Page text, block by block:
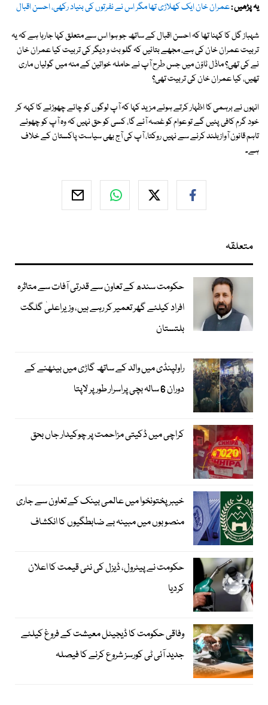
یہ پڑھیں :عمران خان ایک کھلاڑی تھا مگر اس نے نفرتوں کی بنیاد رکھی، احسن اقبال
شہباز گل کا کہنا تھا کہ احسن اقبال کے ساتھ جو ہوا اس سے متعلق کہا جارہا ہے کہ یہ
تربیت عمران خان کی ہے، مجھے بتائیں کہ گلو بٹ و دیگر کی تربیت کیا عمران خان
نے کی تھی؟ ماڈل ٹاؤن میں جس طرح آپ نے حاملہ خواتین کے منہ میں گولیاں ماری
تھیں، کیا عمران خان کی تربیت تھی؟
انہوں نے برہمی کا اظہار کرتے ہوئے مزید کہا کہ آپ لوگوں کو چائے چھوڑنے کا کہہ کر
خود گرم کافی پئیں گے تو عوام کو غصہ آئے گا، کسی کو حق نہیں کہ وہ آپ کو چھوئے
تاہم قانون آوازبلند کرنے سے نہیں روکتا، آپ کی آج بھی سیاست پاکستان کے خلاف
ہے۔
متعلقہ
حکومت سندھ کے تعاون سے قدرتی آفات سے متاثرہ
افراد کیلئے گھر تعمیر کر رہے ہیں، وزیراعلیٰ گلگت
بلتستان
راولپنڈی میں والد کے ساتھ گاڑی میں بیٹھنے کے
دوران 6 سالہ بچی پراسرار طور پر لاپتا
کراچی میں ڈکیتی مزاحمت پر چوکیدار جاں بحق
خیبرپختونخوا میں عالمی بینک کے تعاون سے جاری
منصوبوں میں مبینہ بے ضابطگیوں کا انکشاف
حکومت نے پیٹرول، ڈیزل کی نئی قیمت کا اعلان
کردیا
وفاقی حکومت کا ڈیجیٹل معیشت کے فروغ کیلئے
جدید آئی ٹی کورسز شروع کرنے کا فیصلہ